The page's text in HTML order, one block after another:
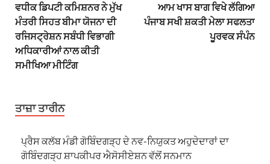
ਵਧੀਕ ਡਿਪਟੀ ਕਮਿਸ਼ਨਰ ਨੇ ਮੁੱਖ
ਮੰਤਰੀ ਸਿਹਤ ਬੀਮਾ ਯੋਜਨਾ ਦੀ
ਰਜਿਸਟ੍ਰੇਸ਼ਨ ਸਬੰਧੀ ਵਿਭਾਗੀ
ਅਧਿਕਾਰੀਆਂ ਨਾਲ ਕੀਤੀ
ਸਮੀਖਿਆ ਮੀਟਿੰਗ
ਆਮ ਖਾਸ ਬਾਗ ਵਿਖੇ ਲੱਗਿਆ
ਪੰਜਾਬ ਸਖੀ ਸ਼ਕਤੀ ਮੇਲਾ ਸਫਲਤਾ
ਪੂਰਵਕ ਸੰਪੰਨ
ਤਾਜ਼ਾ ਤਾਰੀਨ
ਪ੍ਰੈਸ ਕਲੱਬ ਮੰਡੀ ਗੋਬਿੰਦਗੜ੍ਹ ਦੇ ਨਵ-ਨਿਯੁਕਤ ਅਹੁਦੇਦਾਰਾਂ ਦਾ
ਗੋਬਿੰਦਗੜ੍ਹ ਸ਼ਾਪਕੀਪਰ ਐਸੋਸੀਏਸ਼ਨ ਵੱਲੋਂ ਸਨਮਾਨ